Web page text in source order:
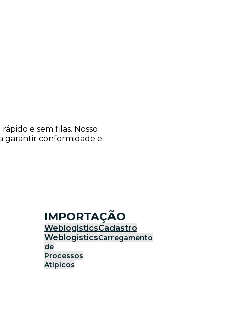
e sem filas. Nosso
garantir conformidade e
IMPORTAÇÃO
WeblogisticsCadastro
WeblogisticsCarregamento
de
Processos
Atípicos